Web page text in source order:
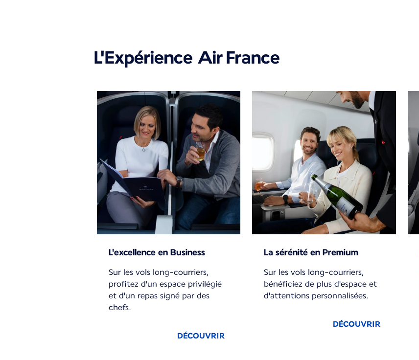
L'Expérience Air France
L'excellence en Business
Sur les vols long-courriers,
profitez d'un espace privilégié
et d'un repas signé par des
chefs.
DÉCOUVRIR
La sérénité en Premium
Sur les vols long-courriers,
bénéficiez de plus d'espace et
d'attentions personnalisées.
DÉCOUVRIR